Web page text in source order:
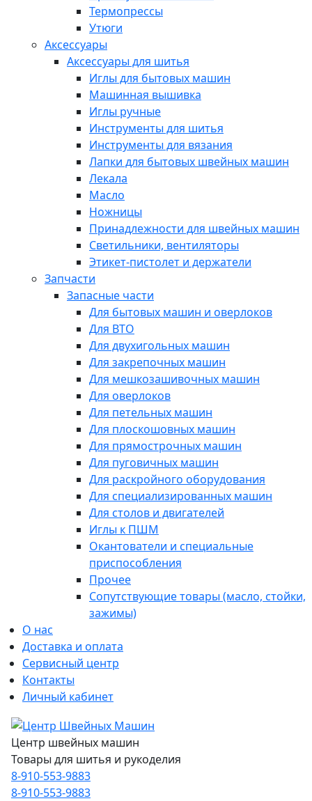
Термопрессы
Утюги
Аксессуары
Аксессуары для шитья
Иглы для бытовых машин
Машинная вышивка
Иглы ручные
Инструменты для шитья
Инструменты для вязания
Лапки для бытовых швейных машин
Лекала
Масло
Ножницы
Принадлежности для швейных машин
Светильники, вентиляторы
Этикет-пистолет и держатели
Запчасти
Запасные части
Для бытовых машин и оверлоков
Для ВТО
Для двухигольных машин
Для закрепочных машин
Для мешкозашивочных машин
Для оверлоков
Для петельных машин
Для плоскошовных машин
Для прямострочных машин
Для пуговичных машин
Для раскройного оборудования
Для специализированных машин
Для столов и двигателей
Иглы к ПШМ
Окантователи и специальные
приспособления
Прочее
Сопутствующие товары (масло, стойки,
зажимы)
О нас
Доставка и оплата
Сервисный центр
Контакты
Личный кабинет
Центр швейных машин
Товары для шитья и рукоделия
8-910-553-9883
8-910-553-9883